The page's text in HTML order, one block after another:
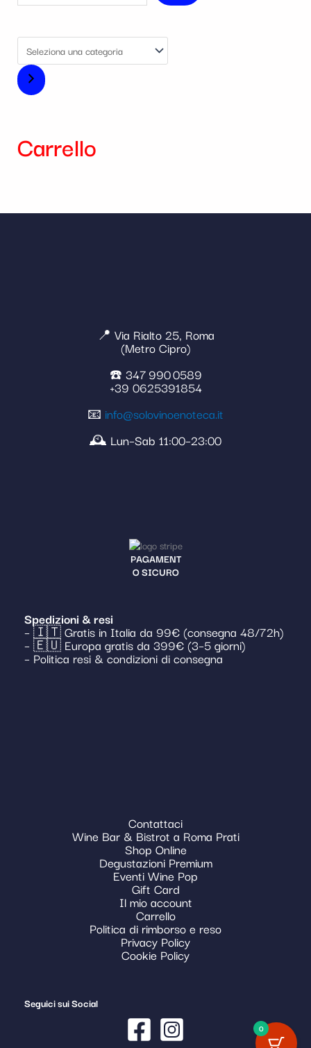
Carrello
📍 Via Rialto 25, Roma
(Metro Cipro)
☎️ 347 990 0589
+39 0625391854
📧 info@solovinoenoteca.it
🕰️ Lun–Sab 11:00–23:00
PAGAMENT
O SICURO
Spedizioni & resi
– 🇮🇹 Gratis in Italia da 99€ (consegna 48/72h)
– 🇪🇺 Europa gratis da 399€ (3–5 giorni)
– Politica resi & condizioni di consegna
Contattaci
Wine Bar & Bistrot a Roma Prati
Shop Online
Degustazioni Premium
Eventi Wine Pop
Gift Card
Il mio account
Carrello
Politica di rimborso e reso
Privacy Policy
Cookie Policy
Seguici sui Social
0